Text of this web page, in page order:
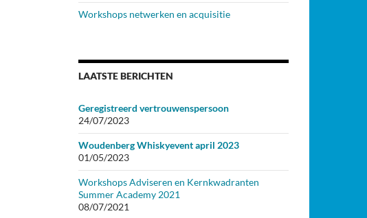
Workshops netwerken en acquisitie
LAATSTE BERICHTEN
Geregistreerd vertrouwenspersoon
24/07/2023
Woudenberg Whiskyevent april 2023
01/05/2023
Workshops Adviseren en Kernkwadranten
Summer Academy 2021
08/07/2021